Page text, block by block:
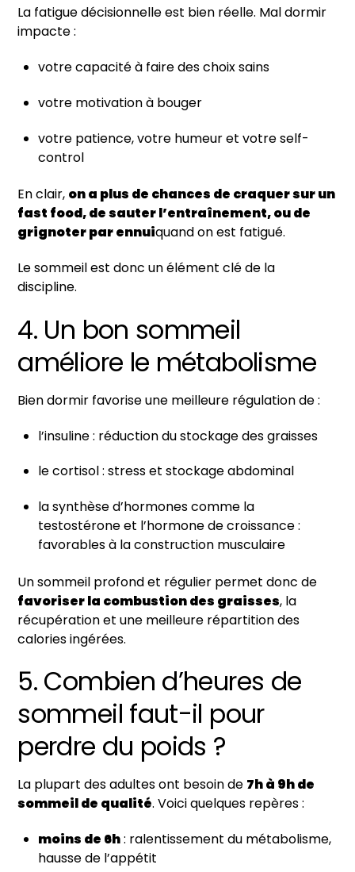
La fatigue décisionnelle est bien réelle. Mal dormir
impacte :
votre capacité à faire des choix sains
votre motivation à bouger
votre patience, votre humeur et votre self-
control
En clair, on a plus de chances de craquer sur un
fast food, de sauter l’entraînement, ou de
grignoter par ennuiquand on est fatigué.
Le sommeil est donc un élément clé de la
discipline.
4. Un bon sommeil
améliore le métabolisme
Bien dormir favorise une meilleure régulation de :
l’insuline : réduction du stockage des graisses
le cortisol : stress et stockage abdominal
la synthèse d’hormones comme la
testostérone et l’hormone de croissance :
favorables à la construction musculaire
Un sommeil profond et régulier permet donc de
favoriser la combustion des graisses, la
récupération et une meilleure répartition des
calories ingérées.
5. Combien d’heures de
sommeil faut-il pour
perdre du poids ?
La plupart des adultes ont besoin de 7h à 9h de
sommeil de qualité. Voici quelques repères :
moins de 6h: ralentissement du métabolisme,
hausse de l’appétit